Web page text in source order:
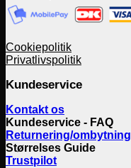
Cookiepolitik
Privatlivspolitik
Kundeservice
Kontakt os
Kundeservice - FAQ
Returnering/ombytning
Størrelses Guide
Trustpilot